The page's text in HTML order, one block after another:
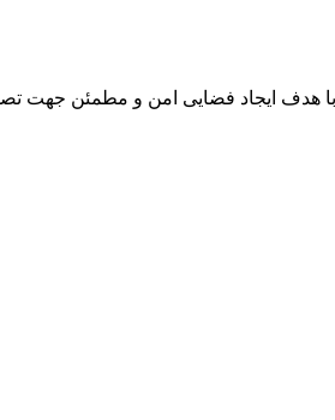
ایجاد فضایی امن و مطمئن جهت